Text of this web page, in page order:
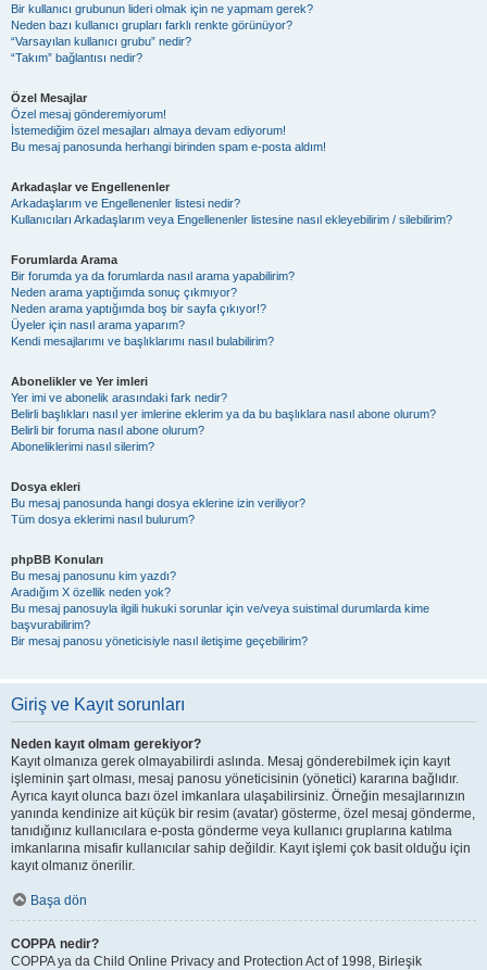
Bir kullanıcı grubunun lideri olmak için ne yapmam gerek?
Neden bazı kullanıcı grupları farklı renkte görünüyor?
“Varsayılan kullanıcı grubu” nedir?
“Takım” bağlantısı nedir?
Özel Mesajlar
Özel mesaj gönderemiyorum!
İstemediğim özel mesajları almaya devam ediyorum!
Bu mesaj panosunda herhangi birinden spam e-posta aldım!
Arkadaşlar ve Engellenenler
Arkadaşlarım ve Engellenenler listesi nedir?
Kullanıcıları Arkadaşlarım veya Engellenenler listesine nasıl ekleyebilirim / silebilirim?
Forumlarda Arama
Bir forumda ya da forumlarda nasıl arama yapabilirim?
Neden arama yaptığımda sonuç çıkmıyor?
Neden arama yaptığımda boş bir sayfa çıkıyor!?
Üyeler için nasıl arama yaparım?
Kendi mesajlarımı ve başlıklarımı nasıl bulabilirim?
Abonelikler ve Yer imleri
Yer imi ve abonelik arasındaki fark nedir?
Belirli başlıkları nasıl yer imlerine eklerim ya da bu başlıklara nasıl abone olurum?
Belirli bir foruma nasıl abone olurum?
Aboneliklerimi nasıl silerim?
Dosya ekleri
Bu mesaj panosunda hangi dosya eklerine izin veriliyor?
Tüm dosya eklerimi nasıl bulurum?
phpBB Konuları
Bu mesaj panosunu kim yazdı?
Aradığım X özellik neden yok?
Bu mesaj panosuyla ilgili hukuki sorunlar için ve/veya suistimal durumlarda kime
başvurabilirim?
Bir mesaj panosu yöneticisiyle nasıl iletişime geçebilirim?
Giriş ve Kayıt sorunları
Neden kayıt olmam gerekiyor?
Kayıt olmanıza gerek olmayabilirdi aslında. Mesaj gönderebilmek için kayıt
işleminin şart olması, mesaj panosu yöneticisinin (yönetici) kararına bağlıdır.
Ayrıca kayıt olunca bazı özel imkanlara ulaşabilirsiniz. Örneğin mesajlarınızın
yanında kendinize ait küçük bir resim (avatar) gösterme, özel mesaj gönderme,
tanıdığınız kullanıcılara e-posta gönderme veya kullanıcı gruplarına katılma
imkanlarına misafir kullanıcılar sahip değildir. Kayıt işlemi çok basit olduğu için
kayıt olmanız önerilir.
Başa dön
COPPA nedir?
COPPA ya da Child Online Privacy and Protection Act of 1998, Birleşik